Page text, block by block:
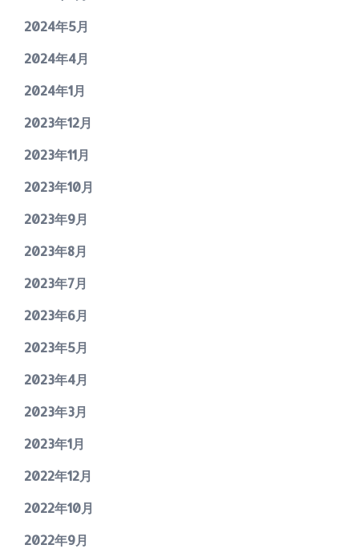
2024年5月
2024年4月
2024年1月
2023年12月
2023年11月
2023年10月
2023年9月
2023年8月
2023年7月
2023年6月
2023年5月
2023年4月
2023年3月
2023年1月
2022年12月
2022年10月
2022年9月